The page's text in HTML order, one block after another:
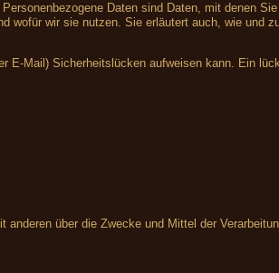
Daten sind Daten, mit denen
wofür wir sie nutzen. Sie erläutert auch, wie und
E-Mail) Sicherheitslücken aufweisen kann. Ein
über die Zwecke und Mittel der